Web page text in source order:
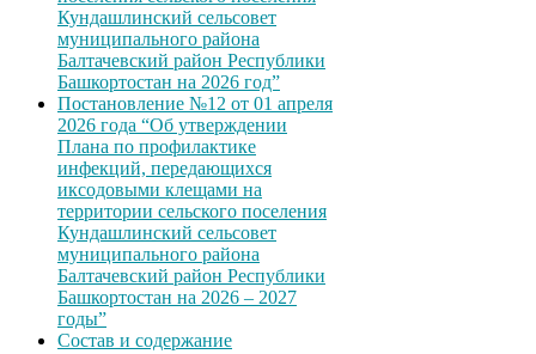
Кундашлинский сельсовет
муниципального района
Балтачевский район Республики
Башкортостан на 2026 год”
Постановление №12 от 01 апреля
2026 года “Об утверждении
Плана по профилактике
инфекций, передающихся
иксодовыми клещами на
территории сельского поселения
Кундашлинский сельсовет
муниципального района
Балтачевский район Республики
Башкортостан на 2026 – 2027
годы”
Состав и содержание